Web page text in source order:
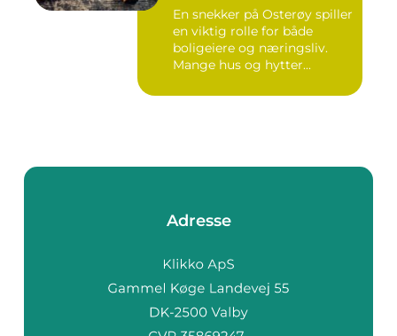
En snekker på Osterøy spiller
en viktig rolle for både
boligeiere og næringsliv.
Mange hus og hytter...
Adresse